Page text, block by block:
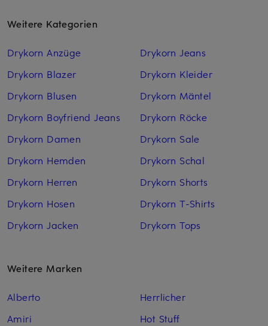
Weitere Kategorien
Drykorn Anzüge
Drykorn Blazer
Drykorn Blusen
Drykorn Boyfriend Jeans
Drykorn Damen
Drykorn Hemden
Drykorn Herren
Drykorn Hosen
Drykorn Jacken
Drykorn Jeans
Drykorn Kleider
Drykorn Mäntel
Drykorn Röcke
Drykorn Sale
Drykorn Schal
Drykorn Shorts
Drykorn T-Shirts
Drykorn Tops
Weitere Marken
Alberto
Amiri
Herrlicher
Hot Stuff